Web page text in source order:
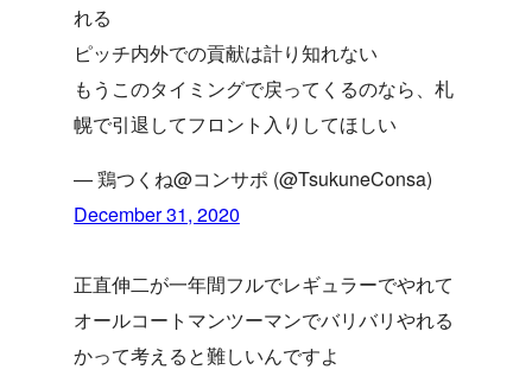
れる
ピッチ内外での貢献は計り知れない
もうこのタイミングで戻ってくるのなら、札
幌で引退してフロント入りしてほしい
— 鶏つくね@コンサポ (@TsukuneConsa)
December 31, 2020
正直伸二が一年間フルでレギュラーでやれて
オールコートマンツーマンでバリバリやれる
かって考えると難しいんですよ